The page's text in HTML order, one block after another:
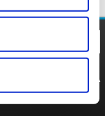
POLITYKA